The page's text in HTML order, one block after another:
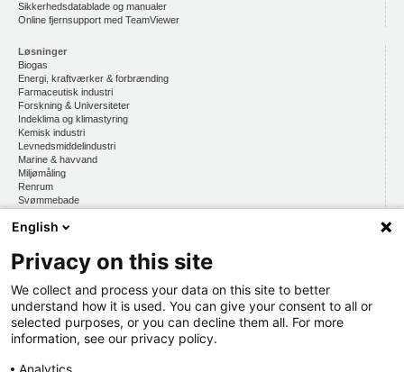
Sikkerhedsdatablade og manualer
Online fjernsupport med TeamViewer
Løsninger
Biogas
Energi, kraftværker & forbrænding
Farmaceutisk industri
Forskning & Universiteter
Indeklima og klimastyring
Kemisk industri
Levnedsmiddelindustri
Marine & havvand
Miljømåling
Renrum
Svømmebade
CKE
Om os
At arbejde hos CKE
Persondatapolitik
Kontakt os
Organisation
Hold dig opdateret
English
Privacy on this site
We collect and process your data on this site to better
understand how it is used. You can give your consent to all or
selected purposes, or you can decline them all. For more
information, see our privacy policy.
Analytics